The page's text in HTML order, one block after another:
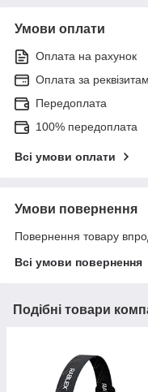
Умови оплати
Оплата на рахунок
Оплата за
Передоплата
100% передоплата
Всі умови оплати
Умови повернення
Повернення товару
Всі умови повернення
Подібні товари